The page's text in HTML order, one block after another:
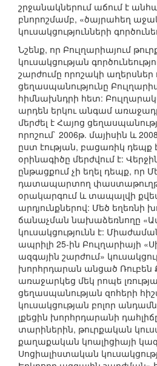
շրջանակներում աճում է
բնորոշմամբ, «ծայրահեղ
կուսակցությունների
Նշենք, որ Բուլղարիայում
կուսակցության
շարժումը որոշակի աղերսներ
ցեղասպանությունը
հիմնախնդրի հետ:
արդեն երկու անգամ
մերժել է Հայոց
որոշում` 2006թ. մայիսին և
ըստ էության, բացառիկ դեպք
օրինագիծը մերժվում է:
ընթացքում չի եղել դեպք, որ
դատապարտող
օրակարգում և տապալվի
արդյունքներով: Մեծ
ճանաչման նախաձեռնողը
կուսակցությունն է:
ապրիլի 25-ին Բուլղարիայի
ազգային շարժում»
խորհրդարան անցած Ռուբեն
առաջարկեց մեկ րոպե
ցեղասպանության զոհերի
կուսակցության բոլոր
լքեցին խորհրդարանի
տարիներին, թուրքական
քաղաքական կոալիցիայի
Սոցիալիստական